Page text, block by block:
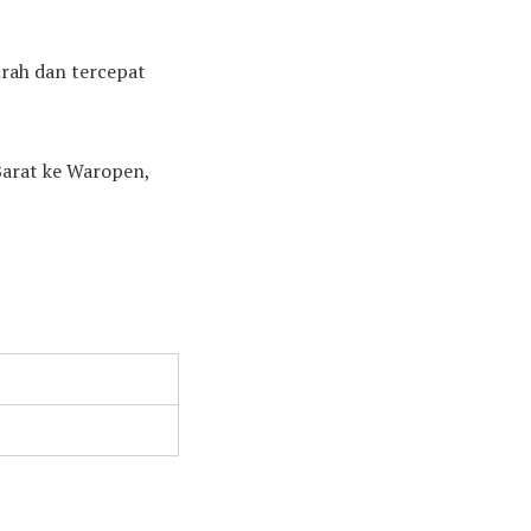
dan tercepat
ke Waropen,